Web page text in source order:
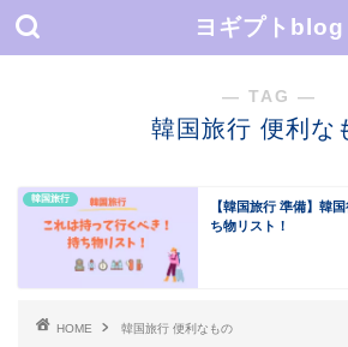
ヨギプトblog
― TAG ―
韓国旅行 便利な
韓国旅行
【韓国旅行 準備】韓
ち物リスト！
HOME 韓国旅行 便利なもの